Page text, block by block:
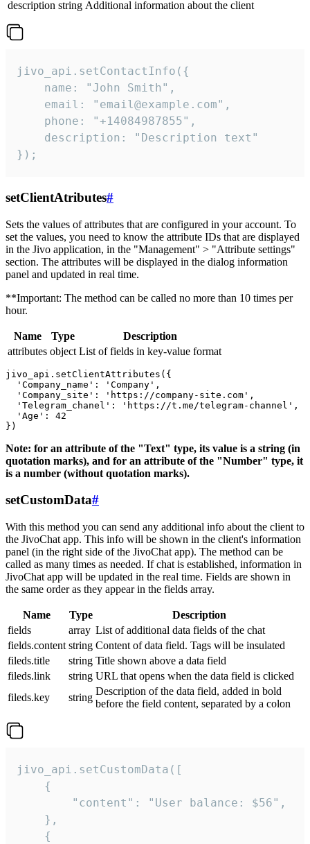
description string Additional information about the client
jivo_api.setContactInfo({
    name: "John Smith",
    email: "email@example.com",
    phone: "+14084987855",
    description: "Description text"
});
setClientAtributes#
Sets the values ​​of attributes that are configured in your account. To
set the values, you need to know the attribute IDs that are displayed
in the Jivo application, in the "Management" > "Attribute settings"
section. The attributes will be displayed in the dialog information
panel and updated in real time.
**Important: The method can be called no more than 10 times per
hour.
Name Type
Description
attributes object List of fields in key-value format
jivo_api.setClientAttributes({
  'Company_name': 'Company',
  'Company_site': 'https://company-site.com',
  'Telegram_chanel': 'https://t.me/telegram-channel',
  'Age': 42
Note: for an attribute of the "Text" type, its value is a string (in
quotation marks), and for an attribute of the "Number" type, it
is a number (without quotation marks).
setCustomData#
With this method you can send any additional info about the client to
the JivoChat app. This info will be shown in the client's information
panel (in the right side of the JivoChat app). The method can be
called as many times as needed. If chat is established, information in
JivoChat app will be updated in the real time. Fields are shown in
the same order as they appear in the fields array.
Name Type
Description
fields
array List of additional data fields of the chat
fields.content string Content of data field. Tags will be insulated
fileds.title
string Title shown above a data field
fileds.link
string URL that opens when the data field is clicked
fileds.key
string
Description of the data field, added in bold
before the field content, separated by a colon
jivo_api.setCustomData([
    {
        "content": "User balance: $56",
    },
    {